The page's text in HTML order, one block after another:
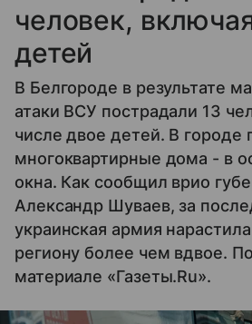
человек,
детей
В Белгороде в результате
атаки ВСУ пострадали 13
числе двое детей. В
многоквартирные дома - в
окна. Как сообщил врио
Александр Шуваев, за
украинская армия
региону более чем вдвое.
материале «Газеты.Ru».